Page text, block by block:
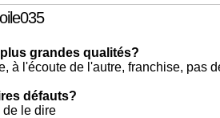
grandes qualités?
à l'écoute de l'autre, franchise, pas
défauts?
de le dire